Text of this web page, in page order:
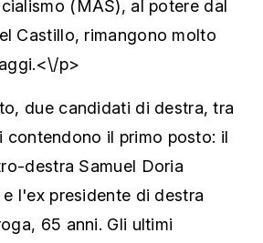
(MAS), al potere dal
Castillo, rimangono molto
p>
due candidati di destra, tra
contendono il primo posto: il
destra Samuel Doria
l'ex presidente di destra
65 anni. Gli ultimi